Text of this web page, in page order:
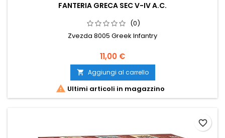
FANTERIA GRECA SEC V-IV A.C.
(0)
Zvezda 8005 Greek Infantry
11,00 €
 Aggiungi al carrello
 Ultimi articoli in magazzino
favorite_border